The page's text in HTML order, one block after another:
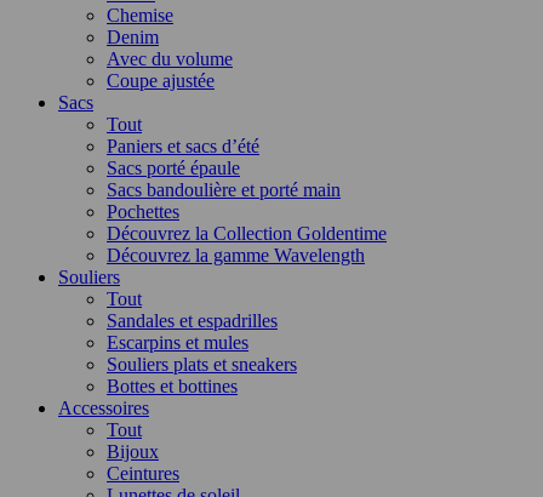
Chemise
Denim
Avec du volume
Coupe ajustée
Sacs
Tout
Paniers et sacs d’été
Sacs porté épaule
Sacs bandoulière et porté main
Pochettes
Découvrez la Collection Goldentime
Découvrez la gamme Wavelength
Souliers
Tout
Sandales et espadrilles
Escarpins et mules
Souliers plats et sneakers
Bottes et bottines
Accessoires
Tout
Bijoux
Ceintures